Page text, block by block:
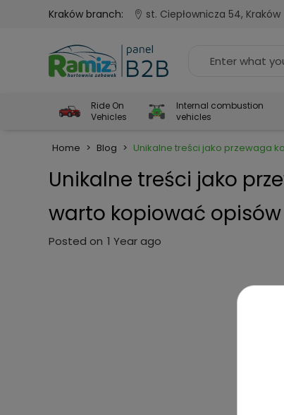
Kraków branch: st. Ciepłownicza 54, Kraków
Ride On
Vehicles
Internal combustion
vehicles
Home > Blog > Unikalne treści jako przewaga
Unikalne treści jako
warto kopiować
Posted on 1 Year ago